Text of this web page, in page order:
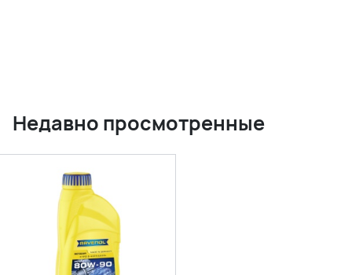
Недавно просмотренные